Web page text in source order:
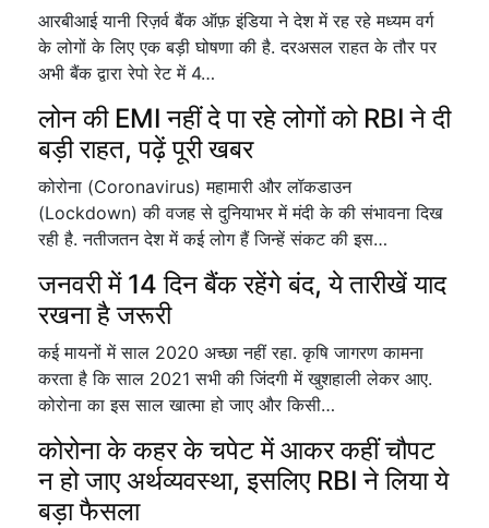
आरबीआई यानी रिज़र्व बैंक ऑफ़ इंडिया ने देश में रह रहे मध्यम वर्ग
के लोगों के लिए एक बड़ी घोषणा की है. दरअसल राहत के तौर पर
अभी बैंक द्वारा रेपो रेट में 4…
लोन की EMI नहीं दे पा रहे लोगों को RBI ने दी
बड़ी राहत, पढ़ें पूरी खबर
कोरोना (Coronavirus) महामारी और लॉकडाउन
(Lockdown) की वजह से दुनियाभर में मंदी के की संभावना दिख
रही है. नतीजतन देश में कई लोग हैं जिन्हें संकट की इस…
जनवरी में 14 दिन बैंक रहेंगे बंद, ये तारीखें याद
रखना है जरूरी
कई मायनों में साल 2020 अच्छा नहीं रहा. कृषि जागरण कामना
करता है कि साल 2021 सभी की जिंदगी में खुशहाली लेकर आए.
कोरोना का इस साल खात्मा हो जाए और किसी…
कोरोना के कहर के चपेट में आकर कहीं चौपट
न हो जाए अर्थव्यवस्था, इसलिए RBI ने लिया ये
बड़ा फैसला